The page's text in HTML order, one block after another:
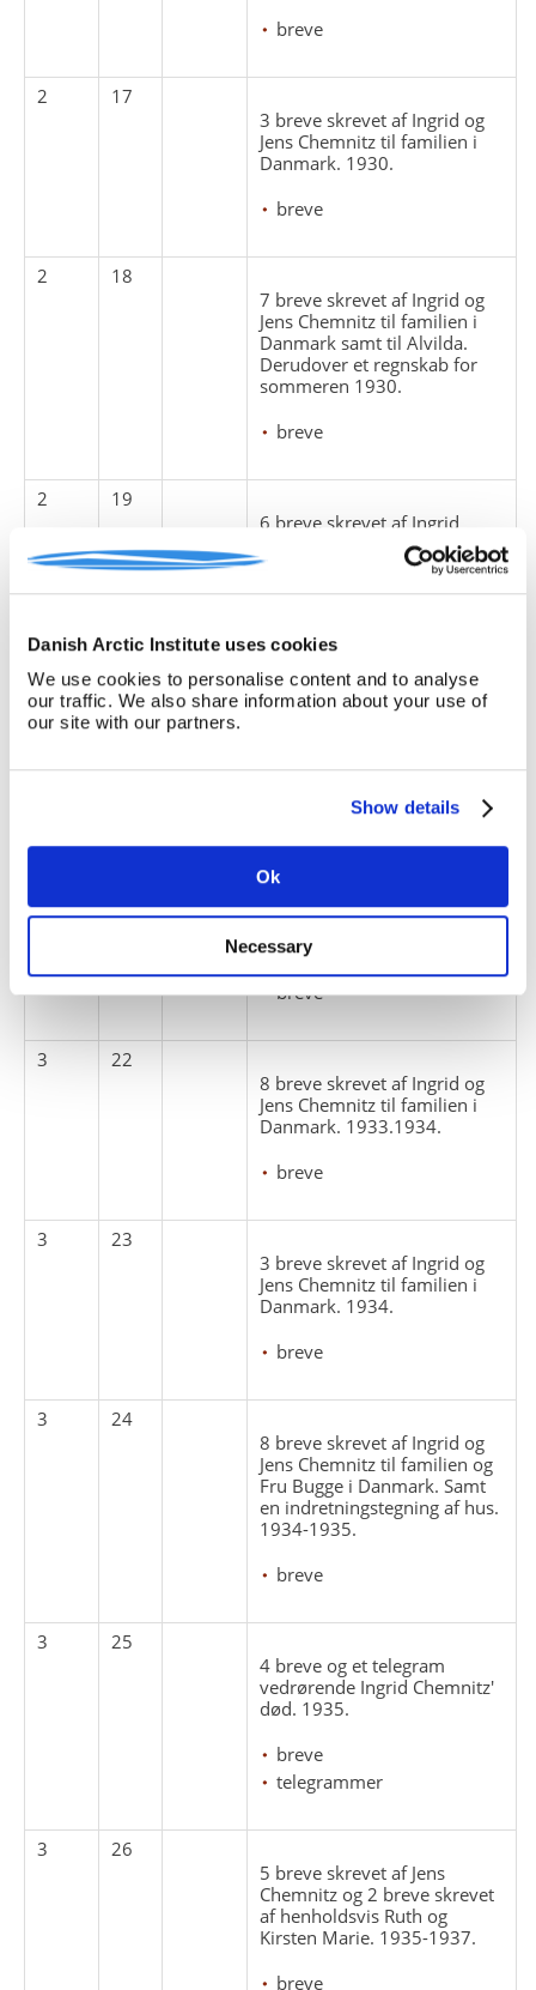
Danish Arctic Institute uses cookies
We use cookies to personalise content and to analyse
our traffic. We also share information about your use of
our site with our partners.
Show details
Ok
Necessary
breve
2
17
3 breve skrevet af Ingrid og
Jens Chemnitz til familien i
Danmark. 1930.
breve
2
18
7 breve skrevet af Ingrid og
Jens Chemnitz til familien i
Danmark samt til Alvilda.
Derudover et regnskab for
sommeren 1930.
breve
2
19
6 breve skrevet af Ingrid
Chemnitz samt 1 brev
skrevet af Ruth. 1931-1932.
2
20
8 breve skrevet af Ingrid og
3 breve skrevet af Ingrid og
Jens Chemnitz og deres børn
til familien i Danmark samt et
lille stykke stof. 1933.
breve
3
22
8 breve skrevet af Ingrid og
Jens Chemnitz til familien i
Danmark. 1933.1934.
breve
3
23
3 breve skrevet af Ingrid og
Jens Chemnitz til familien i
Danmark. 1934.
breve
3
24
8 breve skrevet af Ingrid og
Jens Chemnitz til familien og
Fru Bugge i Danmark. Samt
en indretningstegning af hus.
1934-1935.
breve
3
25
4 breve og et telegram
vedrørende Ingrid Chemnitz'
død. 1935.
breve
telegrammer
3
26
5 breve skrevet af Jens
Chemnitz og 2 breve skrevet
af henholdsvis Ruth og
Kirsten Marie. 1935-1937.
breve